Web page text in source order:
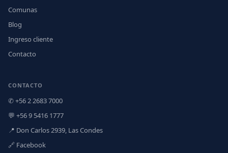
Comunas
Blog
Ingreso cliente
Contacto
CONTACTO
✆ +56 2 2683 7000
💬 +56 9 5416 1777
📍 Don Carlos 2939, Las Condes
🔗 Facebook